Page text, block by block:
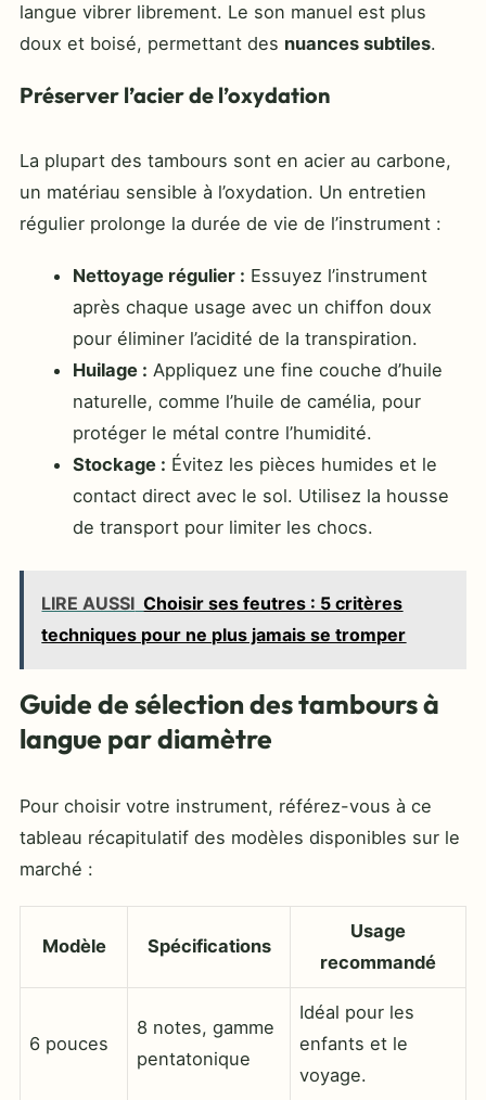
langue vibrer librement. Le son manuel est plus
doux et boisé, permettant des nuances subtiles.
Préserver l’acier de l’oxydation
La plupart des tambours sont en acier au carbone,
un matériau sensible à l’oxydation. Un entretien
régulier prolonge la durée de vie de l’instrument :
Nettoyage régulier : Essuyez l’instrument
après chaque usage avec un chiffon doux
pour éliminer l’acidité de la transpiration.
Huilage : Appliquez une fine couche d’huile
naturelle, comme l’huile de camélia, pour
protéger le métal contre l’humidité.
Stockage : Évitez les pièces humides et le
contact direct avec le sol. Utilisez la housse
de transport pour limiter les chocs.
LIRE AUSSI Choisir ses feutres : 5 critères
techniques pour ne plus jamais se tromper
Guide de sélection des tambours à
langue par diamètre
Pour choisir votre instrument, référez-vous à ce
tableau récapitulatif des modèles disponibles sur le
marché :
Modèle Spécifications
Usage
recommandé
6 pouces
8 notes, gamme
pentatonique
Idéal pour les
enfants et le
voyage.